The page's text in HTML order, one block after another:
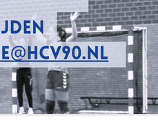
SPELREGELS